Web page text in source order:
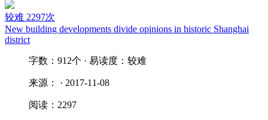
较难 2297次
New building developments divide opinions in historic Shanghai
district
字数：912个 · 易读度：较难
来源： · 2017-11-08
阅读：2297